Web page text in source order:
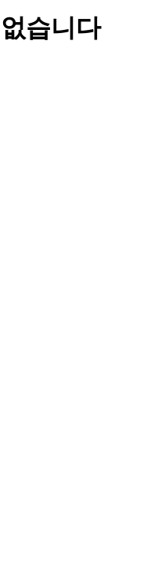
습니다